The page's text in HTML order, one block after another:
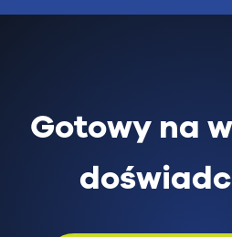
Gotowy na